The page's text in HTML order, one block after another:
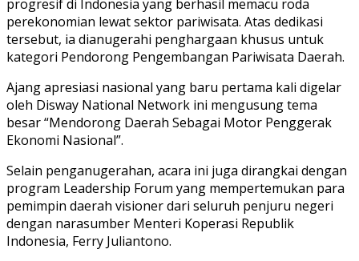
progresif di Indonesia yang berhasil memacu roda
perekonomian lewat sektor pariwisata. Atas dedikasi
tersebut, ia dianugerahi penghargaan khusus untuk
kategori Pendorong Pengembangan Pariwisata Daerah.
Ajang apresiasi nasional yang baru pertama kali digelar
oleh Disway National Network ini mengusung tema
besar “Mendorong Daerah Sebagai Motor Penggerak
Ekonomi Nasional”.
Selain penganugerahan, acara ini juga dirangkai dengan
program Leadership Forum yang mempertemukan para
pemimpin daerah visioner dari seluruh penjuru negeri
dengan narasumber Menteri Koperasi Republik
Indonesia, Ferry Juliantono.